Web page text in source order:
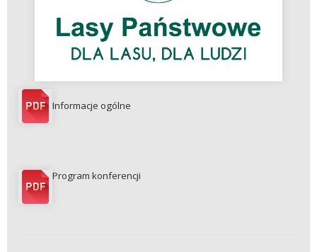
Informacje ogólne
Program konferencji